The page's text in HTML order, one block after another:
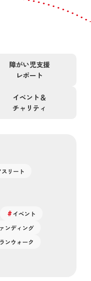
障がい児支援
レポート
イベント＆
チャリティ
リート
イベント
ンディング
ンウォーク